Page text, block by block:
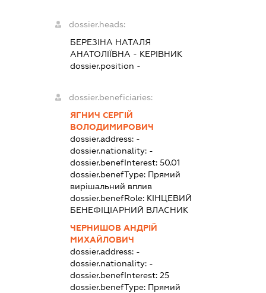
dossier.heads:
БЕРЕЗІНА НАТАЛЯ
АНАТОЛІЇВНА - КЕРІВНИК
dossier.position -
dossier.beneficiaries:
ЯГНИЧ СЕРГІЙ
ВОЛОДИМИРОВИЧ
dossier.address: -
dossier.nationality: -
dossier.benefInterest: 50.01
dossier.benefType: Прямий
вирішальний вплив
dossier.benefRole: КІНЦЕВИЙ
БЕНЕФІЦІАРНИЙ ВЛАСНИК
ЧЕРНИШОВ АНДРІЙ
МИХАЙЛОВИЧ
dossier.address: -
dossier.nationality: -
dossier.benefInterest: 25
dossier.benefType: Прямий